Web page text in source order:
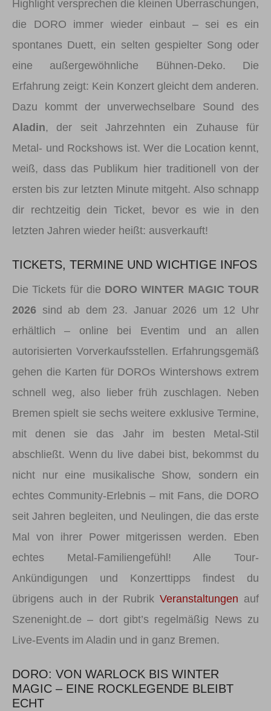
Highlight versprechen die kleinen Überraschungen,
die DORO immer wieder einbaut – sei es ein
spontanes Duett, ein selten gespielter Song oder
eine außergewöhnliche Bühnen-Deko. Die
Erfahrung zeigt: Kein Konzert gleicht dem anderen.
Dazu kommt der unverwechselbare Sound des
Aladin, der seit Jahrzehnten ein Zuhause für
Metal- und Rockshows ist. Wer die Location kennt,
weiß, dass das Publikum hier traditionell von der
ersten bis zur letzten Minute mitgeht. Also schnapp
dir rechtzeitig dein Ticket, bevor es wie in den
letzten Jahren wieder heißt: ausverkauft!
TICKETS, TERMINE UND WICHTIGE INFOS
Die Tickets für die DORO WINTER MAGIC TOUR
2026 sind ab dem 23. Januar 2026 um 12 Uhr
erhältlich – online bei Eventim und an allen
autorisierten Vorverkaufsstellen. Erfahrungsgemäß
gehen die Karten für DOROs Wintershows extrem
schnell weg, also lieber früh zuschlagen. Neben
Bremen spielt sie sechs weitere exklusive Termine,
mit denen sie das Jahr im besten Metal-Stil
abschließt. Wenn du live dabei bist, bekommst du
nicht nur eine musikalische Show, sondern ein
echtes Community-Erlebnis – mit Fans, die DORO
seit Jahren begleiten, und Neulingen, die das erste
Mal von ihrer Power mitgerissen werden. Eben
echtes Metal-Familiengefühl! Alle Tour-
Ankündigungen und Konzerttipps findest du
übrigens auch in der RubrikVeranstaltungen auf
Szenenight.de – dort gibt’s regelmäßig News zu
Live-Events im Aladin und in ganz Bremen.
DORO: VON WARLOCK BIS WINTER
MAGIC – EINE ROCKLEGENDE BLEIBT
ECHT